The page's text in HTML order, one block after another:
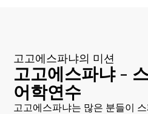
고고에스파냐의 미션
고고에스파냐 -
어학연수
고고에스파냐는 많은 분들이